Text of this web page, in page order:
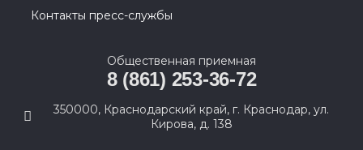
Контакты пресс-службы
Общественная приемная
8 (861) 253-36-72
350000, Краснодарский край, г. Краснодар, ул.
Кирова, д. 138